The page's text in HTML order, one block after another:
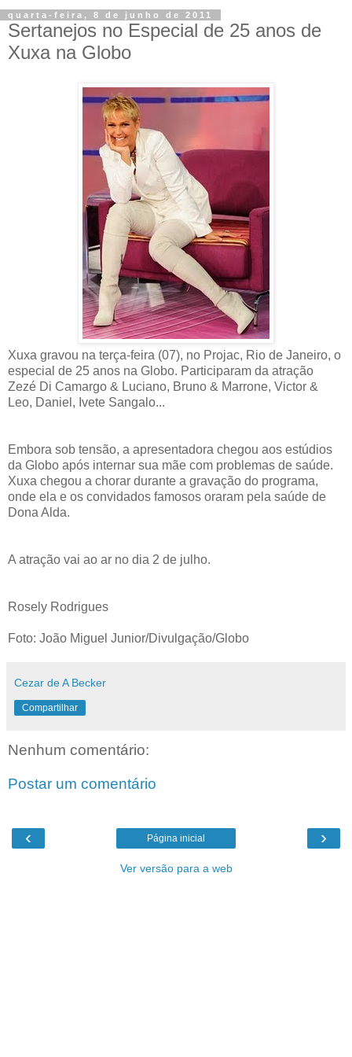
quarta-feira, 8 de junho de 2011
Sertanejos no Especial de 25 anos de
Xuxa na Globo
Xuxa gravou na terça-feira (07), no Projac, Rio de Janeiro, o
especial de 25 anos na Globo. Participaram da atração
Zezé Di Camargo & Luciano, Bruno & Marrone, Victor &
Leo, Daniel, Ivete Sangalo...
Embora sob tensão, a apresentadora chegou aos estúdios
da Globo após internar sua mãe com problemas de saúde.
Xuxa chegou a chorar durante a gravação do programa,
onde ela e os convidados famosos oraram pela saúde de
Dona Alda.
A atração vai ao ar no dia 2 de julho.
Rosely Rodrigues
Foto: João Miguel Junior/Divulgação/Globo
Cezar de A Becker
Compartilhar
Nenhum comentário:
Postar um comentário
‹ ›
Página inicial
Ver versão para a web